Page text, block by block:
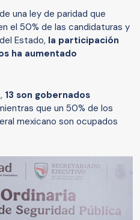
una ley de paridad que
el 50% de las candidaturas y
Estado, la participación
ha aumentado
13 son gobernados
que un 50% de los
mexicano son ocupados